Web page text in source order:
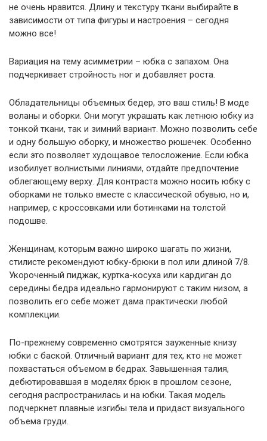
не очень нравится. Длину и текстуру ткани выбирайте в
зависимости от типа фигуры и настроения – сегодня
можно все!
Вариация на тему асимметрии – юбка с запахом. Она
подчеркивает стройность ног и добавляет роста.
Обладательницы объемных бедер, это ваш стиль! В моде
воланы и оборки. Они могут украшать как летнюю юбку из
тонкой ткани, так и зимний вариант. Можно позволить себе
и одну большую оборку, и множество рюшечек. Особенно
если это позволяет худощавое телосложение. Если юбка
изобилует волнистыми линиями, отдайте предпочтение
облегающему верху. Для контраста можно носить юбку с
оборками не только вместе с классической обувью, но и,
например, с кроссовками или ботинками на толстой
подошве.
Женщинам, которым важно широко шагать по жизни,
стилисте рекомендуют юбку-брюки в пол или длиной 7/8.
Укороченный пиджак, куртка-косуха или кардиган до
середины бедра идеально гармонируют с таким низом, а
позволить его себе может дама практически любой
комплекции.
По-прежнему современно смотрятся зауженные книзу
юбки с баской. Отличный вариант для тех, кто не может
похвастаться объемом в бедрах. Завышенная талия,
дебютировавшая в моделях брюк в прошлом сезоне,
сегодня распространилась и на юбки. Такая модель
подчеркнет плавные изгибы тела и придаст визуального
объема груди.